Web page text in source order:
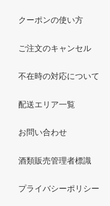
クーポンの使い方
ご注文のキャンセル
不在時の対応について
配送エリア一覧
お問い合わせ
酒類販売管理者標識
プライバシーポリシー